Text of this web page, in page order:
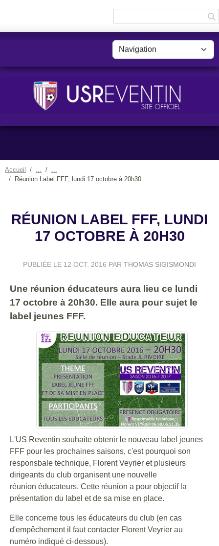
Accueil
Réunion Label FFF, lundi 17 octobre à 20h30
RÉUNION LABEL FFF, LUNDI
17 OCTOBRE À 20H30
PUBLIÉE LE 12 OCT. 2016 PAR THOMAS SIGISMONDI
Une réunion éducateurs aura lieu ce lundi
17 octobre à 20h30. Elle aura pour sujet le
label jeunes FFF.
L'US Reventin souhaite obtenir le nouveau label jeunes
FFF pour les prochaines saisons, c'est pourquoi son
responsbale technique, Florent Veyrier et plusieurs
dirigeants du club organisent une nouvelle
réunion éducateurs. Cette réunion a pour objectif la
présentation du label et de sa mise en place.
Elle concerne tous les éducateurs du club (en cas
d'empêchement il faut contacter Florent Veyrier au
numéro indiqué ci-dessous).